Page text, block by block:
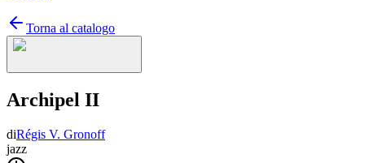
Torna al catalogo
Archipel II
diRégis V. Gronoff
jazz